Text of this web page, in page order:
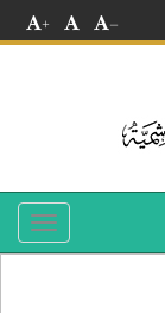
+
Toggle
navigation